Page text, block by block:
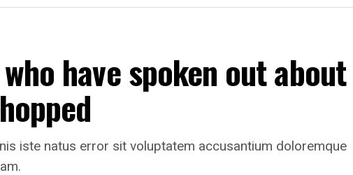
have spoken out about
iste natus error sit voluptatem accusantium doloremque